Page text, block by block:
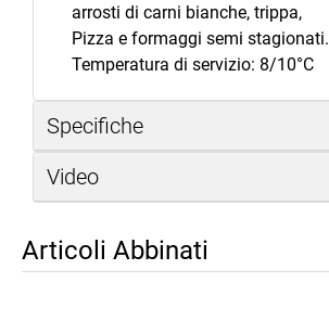
arrosti di carni bianche, trippa,
Pizza e formaggi semi stagionati.
Temperatura di servizio: 8/10°C
Specifiche
Video
Articoli Abbinati